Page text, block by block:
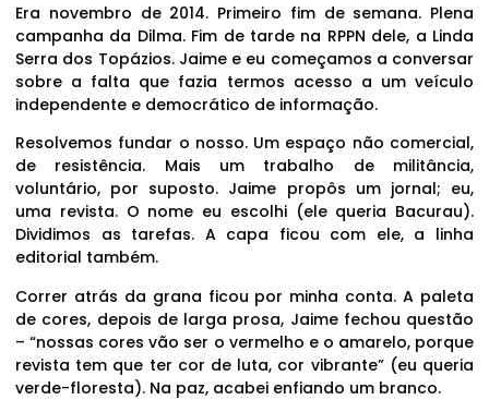
Era novembro de 2014. Primeiro fim de semana. Plena
campanha da Dilma. Fim de tarde na RPPN dele, a Linda
Serra dos Topázios. Jaime e eu começamos a conversar
sobre a falta que fazia termos acesso a um veículo
independente e democrático de informação.
Resolvemos fundar o nosso. Um espaço não comercial,
de resistência. Mais um trabalho de militância,
voluntário, por suposto. Jaime propôs um jornal; eu,
uma revista. O nome eu escolhi (ele queria Bacurau).
Dividimos as tarefas. A capa ficou com ele, a linha
editorial também.
Correr atrás da grana ficou por minha conta. A paleta
de cores, depois de larga prosa, Jaime fechou questão
– “nossas cores vão ser o vermelho e o amarelo, porque
revista tem que ter cor de luta, cor vibrante” (eu queria
verde-floresta). Na paz, acabei enfiando um branco.